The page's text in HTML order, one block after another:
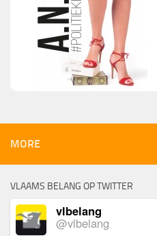
MORE
VLAAMS BELANG OP TWITTER
vlbelang
@vlbelang